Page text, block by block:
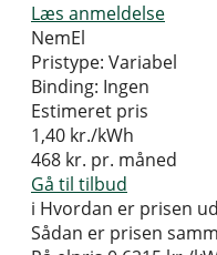
Læs anmeldelse
NemEl
Pristype: Variabel
Binding: Ingen
Estimeret pris
1,40 kr./kWh
468 kr. pr. måned
Gå til tilbud
i Hvordan er prisen
Sådan er prisen